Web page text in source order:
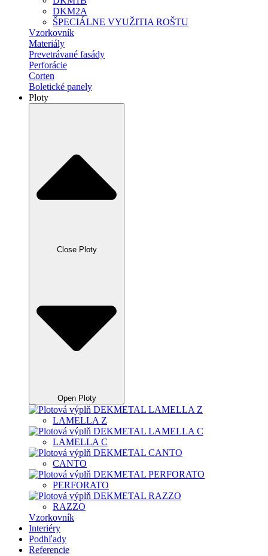
DKM2A
ŠPECIÁLNE VYUŽITIA ROŠTU
Vzorkovník
Materiály
Prevetrávané fasády
Perforácie
Corten
Boletické panely
Ploty
Close Ploty
Open Ploty
LAMELLA Z
LAMELLA C
CANTO
PERFORATO
RAZZO
Vzorkovník
Interiéry
Podhľady
Referencie